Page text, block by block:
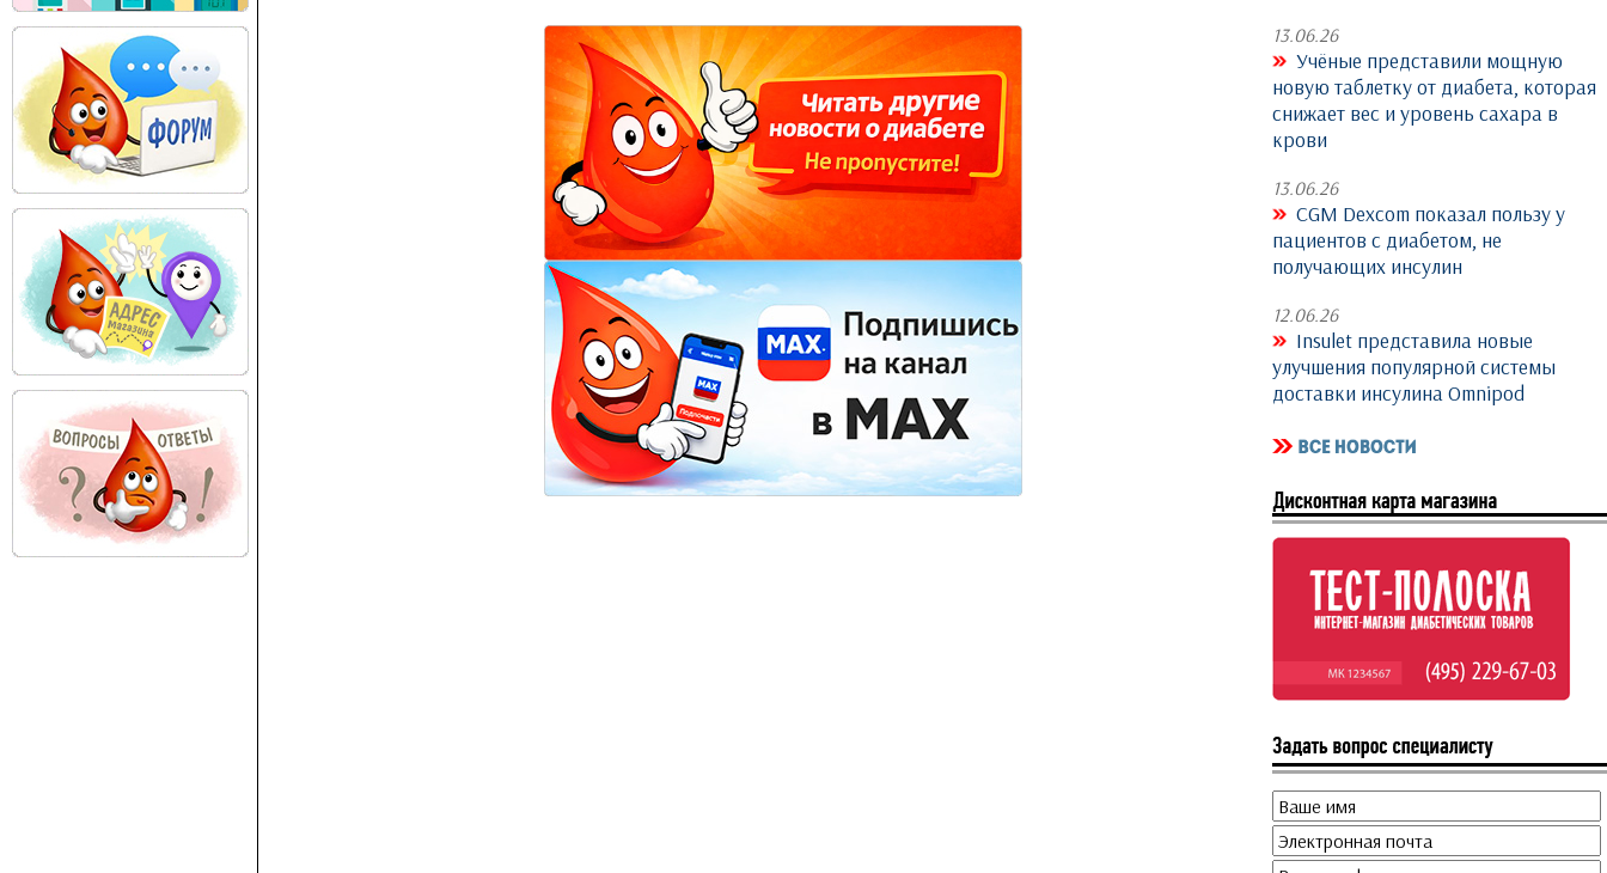
13.06.26
Учёные представили мощную
новую таблетку от диабета, которая
снижает вес и уровень сахара в
крови
13.06.26
CGM Dexcom показал пользу у
пациентов с диабетом, не
получающих инсулин
12.06.26
Insulet представила новые
улучшения популярной системы
доставки инсулина Omnipod